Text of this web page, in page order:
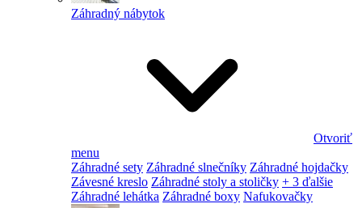
Záhradný nábytok
Otvoriť
menu
Záhradné sety Záhradné slnečníky Záhradné hojdačky
Závesné kreslo Záhradné stoly a stoličky + 3 ďalšie
Záhradné lehátka Záhradné boxy Nafukovačky